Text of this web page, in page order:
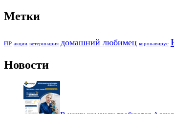
Метки
FIP акции ветеринария домашний любимец коронавирус
Новости